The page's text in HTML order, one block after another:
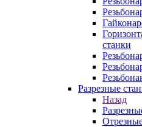
станки
Разрезные
Назад